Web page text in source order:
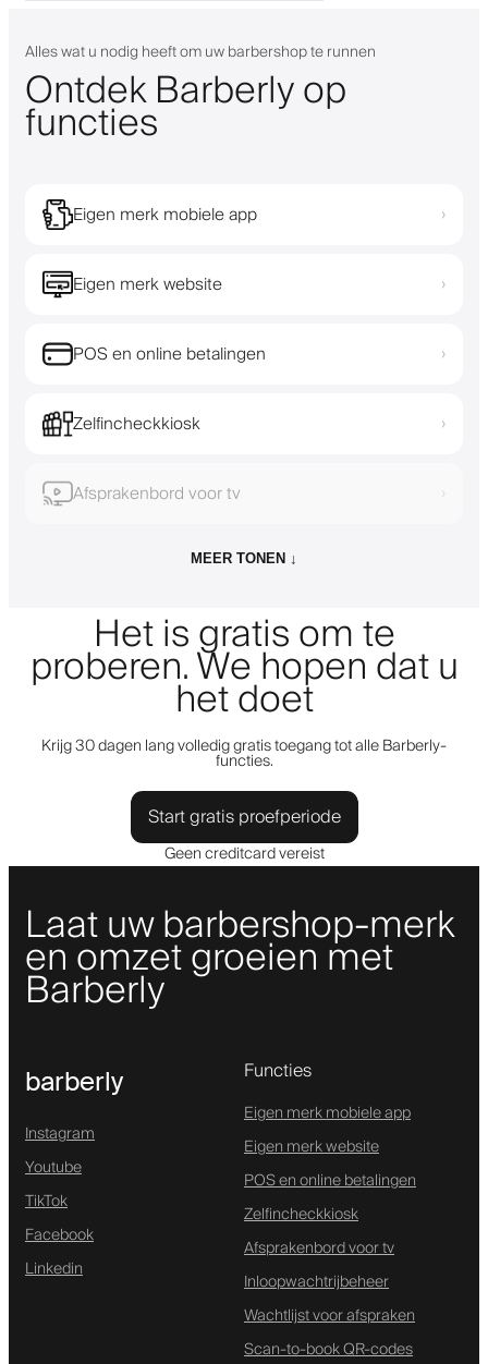
Alles wat u nodig heeft om uw barbershop te runnen
Ontdek Barberly op
functies
Eigen merk mobiele app ›
Eigen merk website ›
POS en online betalingen ›
Zelfincheckkiosk ›
Afsprakenbord voor tv ›
MEER TONEN ↓
Het is gratis om te
proberen. We hopen dat u
het doet
Krijg 30 dagen lang volledig gratis toegang tot alle Barberly-
functies.
Start gratis proefperiode
Geen creditcard vereist
Laat uw barbershop-merk
en omzet groeien met
Barberly
barberly
Instagram
Youtube
TikTok
Facebook
Linkedin
Functies
Eigen merk mobiele app
Eigen merk website
POS en online betalingen
Zelfincheckkiosk
Afsprakenbord voor tv
Inloopwachtrijbeheer
Wachtlijst voor afspraken
Scan-to-book QR-codes